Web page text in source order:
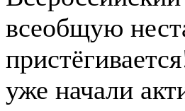
всеобщую
уже начали